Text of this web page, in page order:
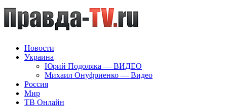
Новости
Украина
Юрий Подоляка — ВИДЕО
Михаил Онуфриенко — Видео
Россия
Мир
ТВ Онлайн